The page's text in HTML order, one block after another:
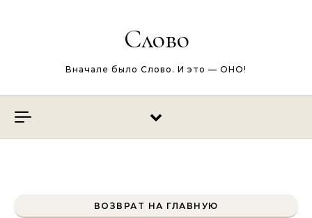
Слово
Вначале было Слово. И это — ОНО!
ВОЗВРАТ НА ГЛАВНУЮ